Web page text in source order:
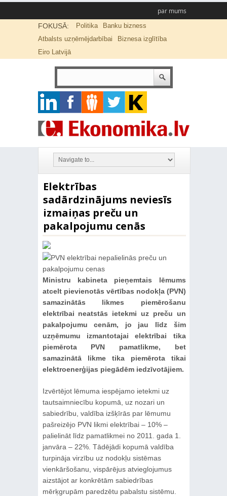
par mums
FOKUSĀ: Politika
Banku bizness
Atbalsts uzņēmējdarbībai
Biznesa izglītība
Eiro Latvijā
Elektrības
sadārdzinājums neviesīs
izmaiņas preču un
pakalpojumu cenās
Ministru kabineta pieņemtais lēmums
atcelt pievienotās vērtības nodokļa (PVN)
samazinātās likmes piemērošanu
elektrībai neatstās ietekmi uz preču un
pakalpojumu cenām, jo jau līdz šim
uzņēmumu izmantotajai elektrībai tika
piemērota PVN pamatlikme, bet
samazinātā likme tika piemērota tikai
elektroenerģijas piegādēm iedzīvotājiem.
Izvērtējot lēmuma iespējamo ietekmi uz
tautsaimniecību kopumā, uz nozari un
sabiedrību, valdība izšķīrās par lēmumu
pašreizējo PVN likmi elektrībai – 10% –
palielināt līdz pamatlikmei no 2011. gada 1.
janvāra – 22%. Tādējādi kopumā valdība
turpināja virzību uz nodokļu sistēmas
vienkāršošanu, vispārējus atvieglojumus
aizstājot ar konkrētām sabiedrības
mērķgrupām paredzētu pabalstu sistēmu.